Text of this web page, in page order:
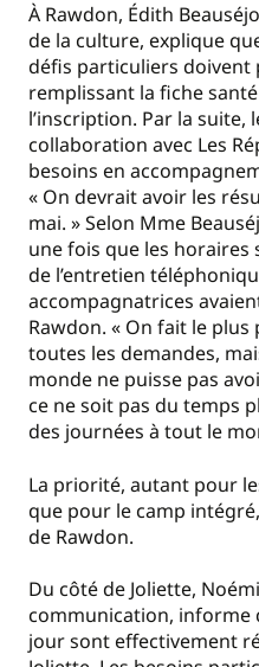
À Rawdon, Édith
de la culture, explique
défis particuliers doivent
remplissant la fiche
l’inscription. Par la suite,
collaboration avec Les
besoins en
« On devrait avoir les
mai. » Selon Mme
une fois que les horaires
de l’entretien
accompagnatrices
Rawdon. « On fait le
toutes les demandes,
monde ne puisse pas
ce ne soit pas du temps
des journées à tout le
La priorité, autant pour
que pour le camp
de Rawdon.
Du côté de Joliette,
communication, informe
jour sont effectivement